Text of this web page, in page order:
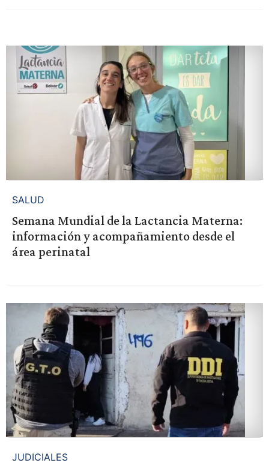
SALUD
Semana Mundial de la Lactancia Materna:
información y acompañamiento desde el
área perinatal
JUDICIALES